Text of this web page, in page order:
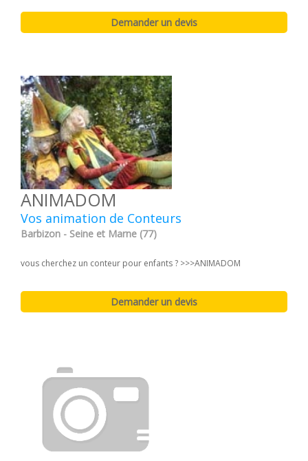
ANIMADOM
Vos animation de Conteurs
Barbizon - Seine et Marne (77)
vous cherchez un conteur pour enfants ? >>>ANIMADOM